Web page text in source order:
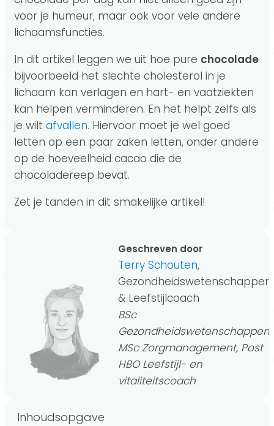
voor je humeur, maar ook voor vele andere
lichaamsfuncties.
In dit artikel leggen we uit hoe pure chocolade
bijvoorbeeld het slechte cholesterol in je
lichaam kan verlagen en hart- en vaatziekten
kan helpen verminderen. En het helpt zelfs als
je wilt afvallen. Hiervoor moet je wel goed
letten op een paar zaken letten, onder andere
op de hoeveelheid cacao die de
chocoladereep bevat.
Zet je tanden in dit smakelijke artikel!
Geschreven door
Terry Schouten,
Gezondheidswetenschapper
& Leefstijlcoach
BSc
Gezondheidswetenschappen,
MSc Zorgmanagement, Post
HBO Leefstijl- en
vitaliteitscoach
Inhoudsopgave